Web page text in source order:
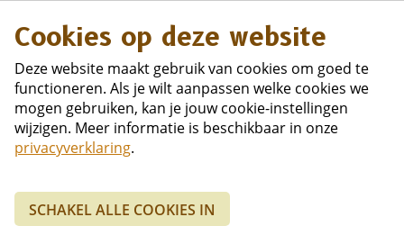
Cookies op deze website
Deze website maakt gebruik van cookies om goed te
functioneren. Als je wilt aanpassen welke cookies we
mogen gebruiken, kan je jouw cookie-instellingen
wijzigen. Meer informatie is beschikbaar in onze
privacyverklaring.
SCHAKEL ALLE COOKIES IN